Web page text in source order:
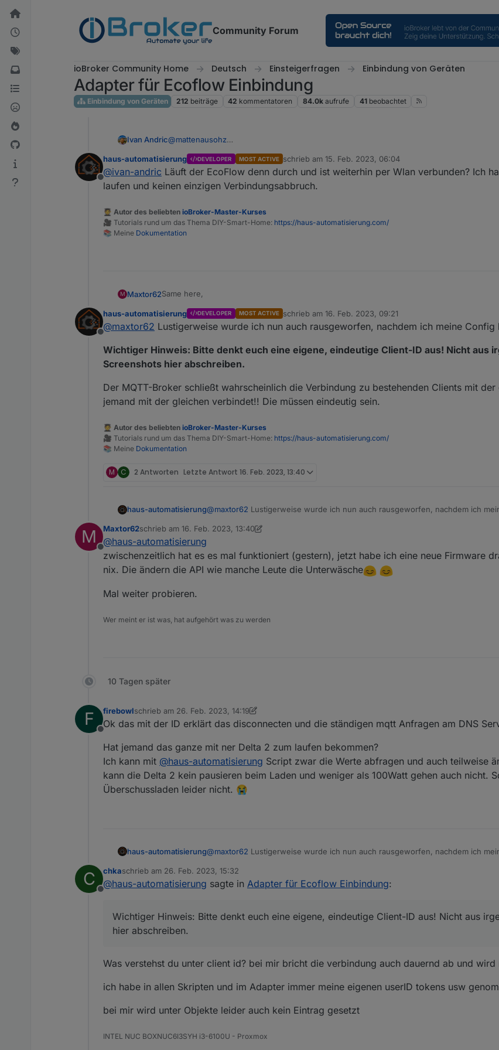
Weiter zum Inhalt
Community Forum
ioBroker Community Home Deutsch Einsteigerfragen Einbindung von Geräten
Adapter für Ecoflow Einbindung
Einbindung von Geräten 212 beiträge 42 kommentatoren 84.0k aufrufe 41 beobachtet
Ivan Andric@mattenausohz
meldet auch "Disconnected from server". Es scheint wohl an ecoflow zu liegen.
Offline
haus-automatisierung DEVELOPER MOST ACTIVE schrieb am15. Feb. 2023, 06:04
zuletzt editiert von
@ivan-andric Läuft der EcoFlow denn durch und ist weiterhin per Wlan verbunden? Ich
laufen und keinen einzigen Verbindungsabbruch.
🧑‍🎓 Autor des beliebten ioBroker-Master-Kurses
🎥 Tutorials rund um das Thema DIY-Smart-Home: https://haus-automatisierung.com/
📚 Meine Dokumentation
M Maxtor62Same here,
Disconnected from mqtt.ecoflow.com: undefined
Offline
haus-automatisierung DEVELOPER MOST ACTIVE schrieb am16. Feb. 2023, 09:21
zuletzt editiert von
@maxtor62 Lustigerweise wurde ich nun auch rausgeworfen, nachdem ich meine Config
Wichtiger Hinweis: Bitte denkt euch eine eigene, eindeutige Client-ID aus! Nicht aus
Screenshots hier abschreiben.
Der MQTT-Broker schließt wahrscheinlich die Verbindung zu bestehenden Clients mit
jemand mit der gleichen verbindet!! Die müssen eindeutig sein.
🧑‍🎓 Autor des beliebten ioBroker-Master-Kurses
🎥 Tutorials rund um das Thema DIY-Smart-Home: https://haus-automatisierung.com/
📚 Meine Dokumentation
M C 2 Antworten Letzte Antwort 16. Feb. 2023, 13:40
haus-automatisierung@maxtor62 Lustigerweise wurde ich nun auch rausgeworfen, nachdem ich
Wichtiger Hinweis: Bitte denkt euch eine eigene, eindeutige Client-ID aus!
Der MQTT-Broker schließt wahrscheinlich die Verbindung zu bestehenden
sich jemand mit der gleichen verbindet!! Die müssen eindeutig sein.
M
Offline
Maxtor62schrieb am 16. Feb. 2023, 13:40
zuletzt editiert von Maxtor62
@haus-automatisierung
zwischenzeitlich hat es es mal funktioniert (gestern), jetzt habe ich eine neue Firmware
nix. Die ändern die API wie manche Leute die Unterwäsche
Mal weiter probieren.
Wer meint er ist was, hat aufgehört was zu werden
10 Tagen später
F
Offline
firebowlschrieb am 26. Feb. 2023, 14:19
zuletzt editiert von firebowl
Ok das mit der ID erklärt das disconnecten und die ständigen mqtt Anfragen am DNS
Hat jemand das ganze mit ner Delta 2 zum laufen bekommen?
Ich kann mit @haus-automatisierung Script zwar die Werte abfragen und auch teilweise
kann die Delta 2 kein pausieren beim Laden und weniger als 100Watt gehen auch nicht.
Überschussladen leider nicht. 😭
haus-automatisierung@maxtor62 Lustigerweise wurde ich nun auch rausgeworfen, nachdem ich
Wichtiger Hinweis: Bitte denkt euch eine eigene, eindeutige Client-ID aus!
Screenshots hier abschreiben.
C
Offline
chkaschrieb am 26. Feb. 2023, 15:32
zuletzt editiert von
@haus-automatisierung sagte in Adapter für Ecoflow Einbindung:
Wichtiger Hinweis: Bitte denkt euch eine eigene, eindeutige Client-ID aus! Nicht aus
hier abschreiben.
Was verstehst du unter client id? bei mir bricht die verbindung auch dauernd ab und wird
ich habe in allen Skripten und im Adapter immer meine eigenen userID tokens usw
bei mir wird unter Objekte leider auch kein Eintrag gesetzt
INTEL NUC BOXNUC6I3SYH i3-6100U - Proxmox